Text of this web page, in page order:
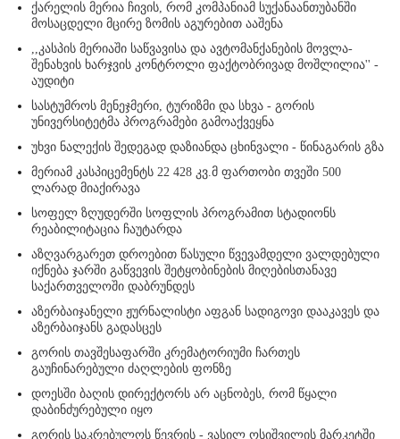
ქარელის მერია ჩივის, რომ კომპანიამ სუქანაანთუბანში
მოსაცდელი მცირე ზომის აგურებით ააშენა
,,კასპის მერიაში საწვავისა და ავტომანქანების მოვლა-
შენახვის ხარჯვის კონტროლი ფაქტობრივად მოშლილია'' -
აუდიტი
სასტუმროს მენეჯმერი, ტურიზმი და სხვა - გორის
უნივერსიტეტმა პროგრამები გამოაქვეყნა
უხვი ნალექის შედეგად დაზიანდა ცხინვალი - წინაგარის გზა
მერიამ კასპიცემენტს 22 428 კვ.მ ფართობი თვეში 500
ლარად მიაქირავა
სოფელ ზღუდერში სოფლის პროგრამით სტადიონს
რეაბილიტაცია ჩაუტარდა
აზღვარგარეთ დროებით წასული წვევამდელი ვალდებული
იქნება ჯარში გაწვევის შეტყობინების მიღებისთანავე
საქართველოში დაბრუნდეს
აზერბაიჯანელი ჟურნალისტი აფგან სადიგოვი დააკავეს და
აზერბაიჯანს გადასცეს
გორის თავშესაფარში კრემატორიუმი ჩართეს
გაუჩინარებული ძაღლების ფონზე
დოესში ბაღის დირექტორს არ აცნობეს, რომ წყალი
დაბინძურებული იყო
გორის საკრებულოს წევრის - ვასილ ოსიშვილის მარკეტში